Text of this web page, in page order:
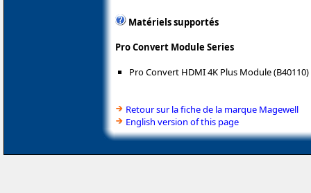
Matériels supportés
Pro Convert Module Series
Pro Convert HDMI 4K Plus Module (B40110)
Retour sur la fiche de la marque Magewell
English version of this page